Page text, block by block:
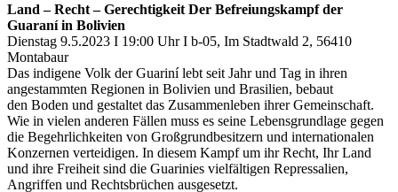
Land – Recht – Gerechtigkeit Der Befreiungskampf der
Guaraní in Bolivien
Dienstag 9.5.2023 I 19:00 Uhr I b-05, Im Stadtwald 2, 56410
Montabaur
Das indigene Volk der Guariní lebt seit Jahr und Tag in ihren
angestammten Regionen in Bolivien und Brasilien, bebaut
den Boden und gestaltet das Zusammenleben ihrer Gemeinschaft.
Wie in vielen anderen Fällen muss es seine Lebensgrundlage gegen
die Begehrlichkeiten von Großgrundbesitzern und internationalen
Konzernen verteidigen. In diesem Kampf um ihr Recht, Ihr Land
und ihre Freiheit sind die Guarinies vielfältigen Repressalien,
Angriffen und Rechtsbrüchen ausgesetzt.